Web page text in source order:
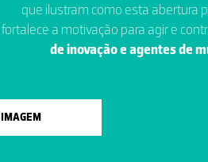
que ilustram como esta abertura
fortalece a motivação para agir e
de inovação e agentes de
IMAGEM